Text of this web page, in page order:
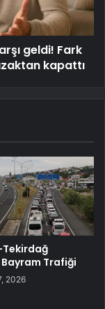
geldi! Fark
kapattı
Bayram Trafiği
2026